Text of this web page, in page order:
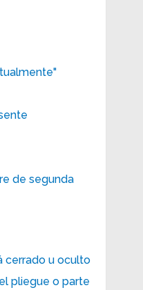
de segunda
cerrado u oculto
pliegue o parte